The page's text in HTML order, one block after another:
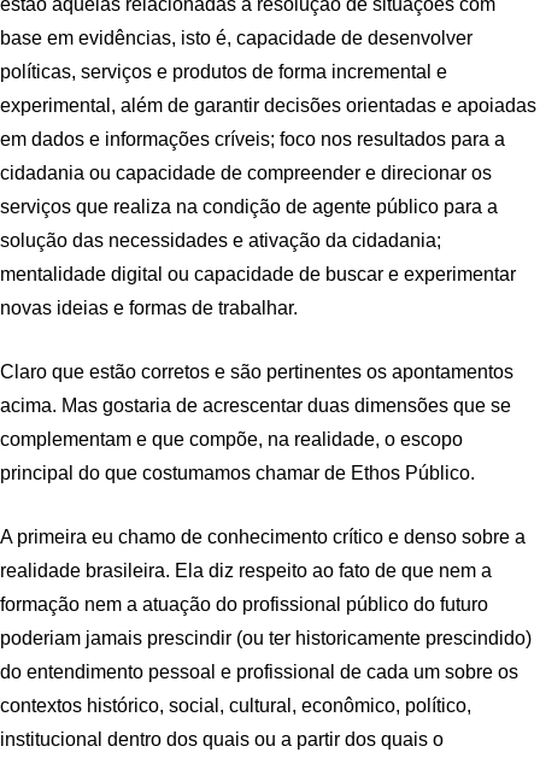
estão aquelas relacionadas à resolução de situações com
base em evidências, isto é, capacidade de desenvolver
políticas, serviços e produtos de forma incremental e
experimental, além de garantir decisões orientadas e apoiadas
em dados e informações críveis; foco nos resultados para a
cidadania ou capacidade de compreender e direcionar os
serviços que realiza na condição de agente público para a
solução das necessidades e ativação da cidadania;
mentalidade digital ou capacidade de buscar e experimentar
novas ideias e formas de trabalhar.
Claro que estão corretos e são pertinentes os apontamentos
acima. Mas gostaria de acrescentar duas dimensões que se
complementam e que compõe, na realidade, o escopo
principal do que costumamos chamar de Ethos Público.
A primeira eu chamo de conhecimento crítico e denso sobre a
realidade brasileira. Ela diz respeito ao fato de que nem a
formação nem a atuação do profissional público do futuro
poderiam jamais prescindir (ou ter historicamente prescindido)
do entendimento pessoal e profissional de cada um sobre os
contextos histórico, social, cultural, econômico, político,
institucional dentro dos quais ou a partir dos quais o